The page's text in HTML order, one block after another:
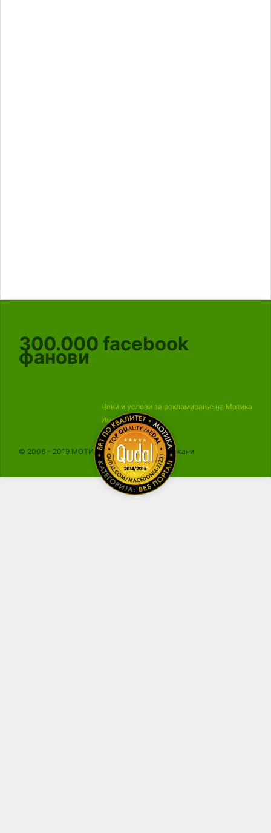
300.000 facebook
фанови
Цени и услови за рекламирање на Мотика
Импресум
© 2006 - 2019 МОТИКА, Сите права се задржани